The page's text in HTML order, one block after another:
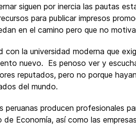
siguen por inercia las pautas
para publicar impresos
en el camino pero que no
la universidad moderna que
nuevo. Es penoso ver y
reputados, pero no porque
del mundo.
peruanas producen profesionales
Economía, así como las